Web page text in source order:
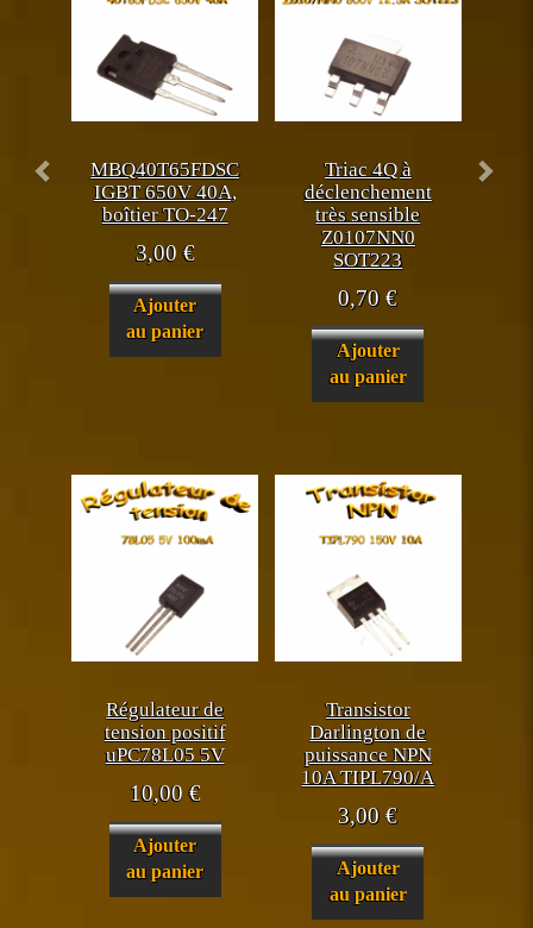
MBQ40T65FDSC
IGBT 650V 40A,
boîtier TO-247
3,00€
Ajouter
au panier
Triac 4Q à
déclenchement
très sensible
Z0107NN0
SOT223
0,70€
Ajouter
au panier
Régulateur de
tension positif
uPC78L05 5V
10,00€
Ajouter
au panier
Transistor
Darlington de
puissance NPN
10A TIPL790/A
3,00€
Ajouter
au panier